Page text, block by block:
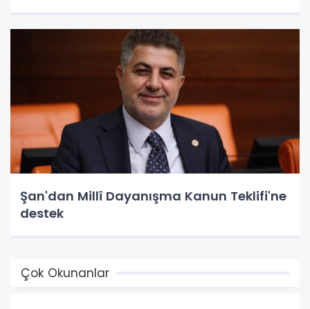
Şan'dan Millî Dayanışma Kanun Teklifi'ne
destek
Çok Okunanlar